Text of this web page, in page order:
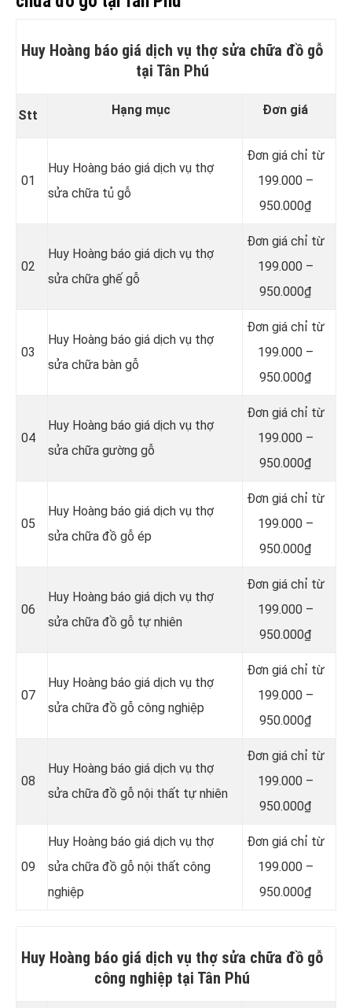
Huy Hoàng báo giá dịch vụ thợ sửa chữa đồ gỗ
tại Tân Phú
Stt Hạng mục Đơn giá
01
Huy Hoàng báo giá dịch vụ thợ
sửa chữa tủ gỗ
Đơn giá chỉ từ
199.000 –
950.000₫
02
Huy Hoàng báo giá dịch vụ thợ
sửa chữa ghế gỗ
Đơn giá chỉ từ
199.000 –
950.000₫
03
Huy Hoàng báo giá dịch vụ thợ
sửa chữa bàn gỗ
Đơn giá chỉ từ
199.000 –
950.000₫
04
Huy Hoàng báo giá dịch vụ thợ
sửa chữa gường gỗ
Đơn giá chỉ từ
199.000 –
950.000₫
05
Huy Hoàng báo giá dịch vụ thợ
sửa chữa đồ gỗ ép
Đơn giá chỉ từ
199.000 –
950.000₫
06
Huy Hoàng báo giá dịch vụ thợ
sửa chữa đồ gỗ tự nhiên
Đơn giá chỉ từ
199.000 –
950.000₫
07
Huy Hoàng báo giá dịch vụ thợ
sửa chữa đồ gỗ công nghiệp
Đơn giá chỉ từ
199.000 –
950.000₫
08
Huy Hoàng báo giá dịch vụ thợ
sửa chữa đồ gỗ nội thất tự nhiên
Đơn giá chỉ từ
199.000 –
950.000₫
09
Huy Hoàng báo giá dịch vụ thợ
sửa chữa đồ gỗ nội thất công
nghiệp
Đơn giá chỉ từ
199.000 –
950.000₫
Huy Hoàng báo giá dịch vụ thợ sửa chữa đồ gỗ
công nghiệp tại Tân Phú